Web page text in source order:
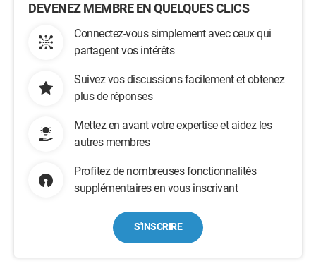
DEVENEZ MEMBRE EN QUELQUES CLICS
Connectez-vous simplement avec ceux qui
partagent vos intérêts
Suivez vos discussions facilement et obtenez
plus de réponses
Mettez en avant votre expertise et aidez les
autres membres
Profitez de nombreuses fonctionnalités
supplémentaires en vous inscrivant
S'INSCRIRE